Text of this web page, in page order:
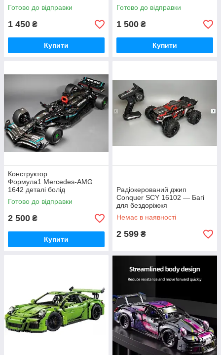
Готово до відправки
1 450 ₴
Купити
Готово до відправки
1 500 ₴
Купити
Конструктор
Формула1 Mercedes-AMG
1642 деталі болід
Готово до відправки
2 500 ₴
Купити
Радіокерований джип
Conquer SCY 16102 — Багі
для бездоріжжя
Немає в наявності
2 599 ₴